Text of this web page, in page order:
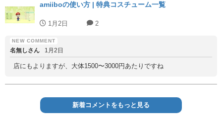
amiiboの使い方 | 特典コスチューム一覧
1月2日 2
名無しさん 1月2日
店にもよりますが、大体1500〜3000円あたりですね
新着コメントをもっと見る